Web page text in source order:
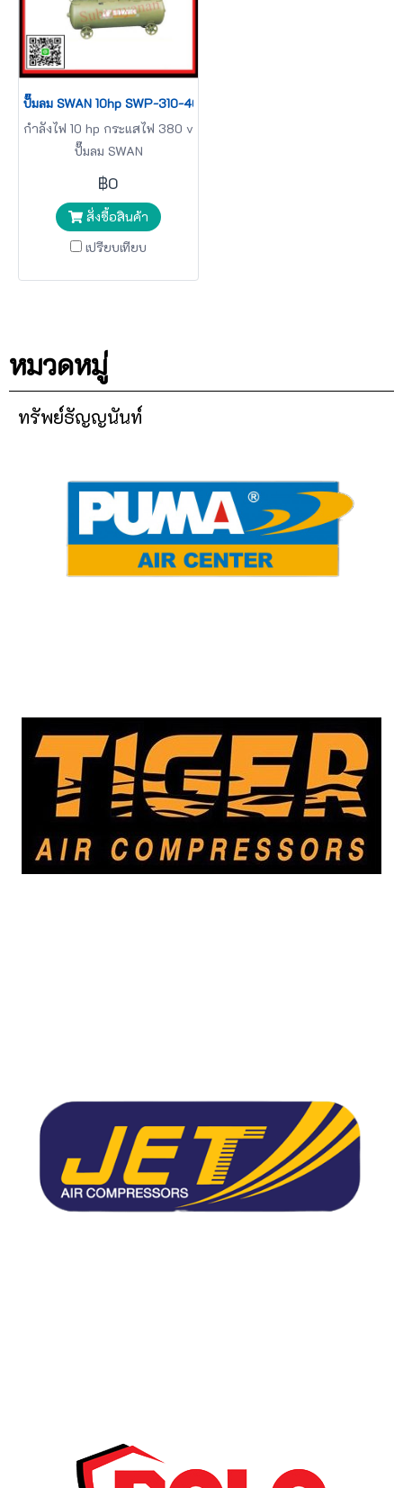
ปั๊มลม SWAN 10hp SWP-310-400L + มอเตอร์ Mitsubishi 380v
กำลังไฟ 10 hp กระแสไฟ 380 v
ปั๊มลม SWAN
฿0
สั่งซื้อสินค้า
เปรียบเทียบ
หมวดหมู่
ทรัพย์ธัญญนันท์